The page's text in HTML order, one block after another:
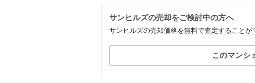
サンヒルズの売却をご検討中の方へ
サンヒルズの売却価格を無料で査定することが
このマンシ